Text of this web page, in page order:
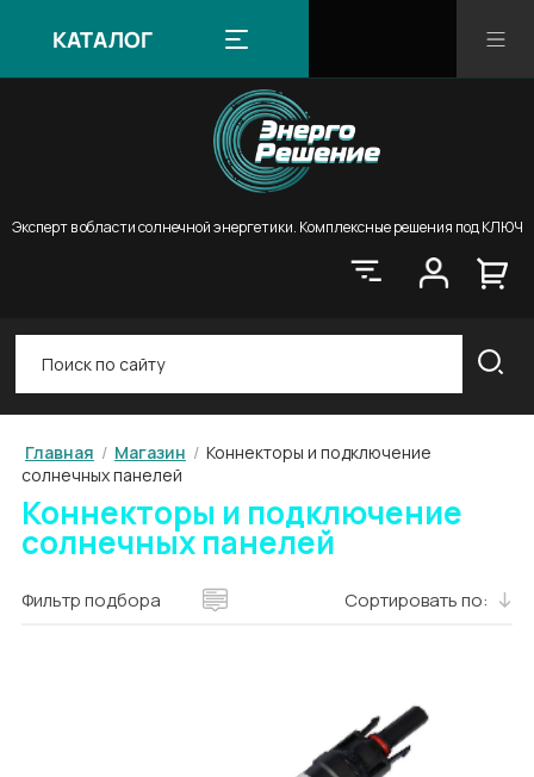
КАТАЛОГ
Эксперт в области солнечной энергетики. Комплексные решения под КЛЮЧ
КАТАЛОГ
Главная / Магазин / Коннекторы и подключение
солнечных панелей
Коннекторы и подключение
солнечных панелей
Фильтр подбора Сортировать по: